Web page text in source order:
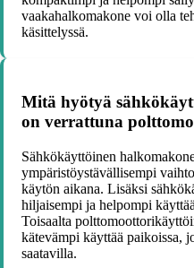
vaakahalkomakone voi olla
käsittelyssä.
Mitä hyötyä
on verrattuna
Sähkökäyttöinen
ympäristöystävällisempi
käytön aikana. Lisäksi
hiljaisempi ja helpompi
Toisaalta
kätevämpi käyttää paikoissa,
saatavilla.